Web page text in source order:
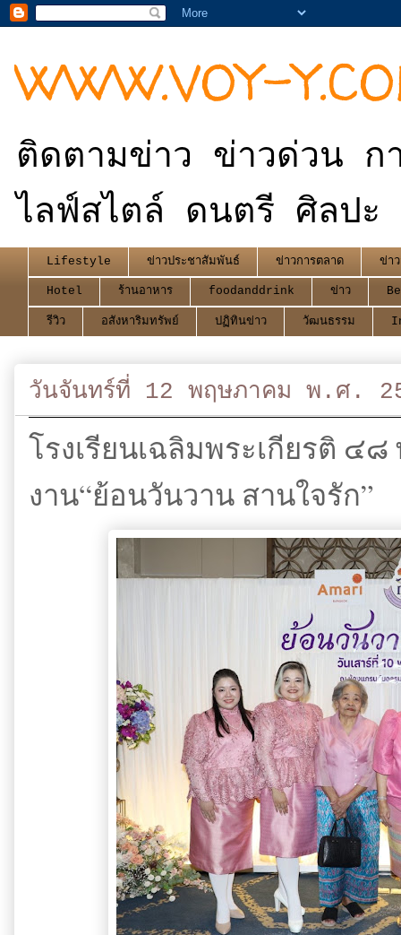
WWW.VOY-
ติดตามข่าว ข่าวด่วน ก
ไลฟ์สไตล์ ดนตรี ศิลปะ
Lifestyle ข่าวประชาสัมพันธ์ ข่าวการตลาด ข่า
Hotel ร้านอาหาร foodanddrink ข่าว
รีวิว อสังหาริมทรัพย์ ปฏิทินข่าว วัฒนธรรม
วันจันทร์ที่ 12 พฤษภาคม พ.ศ.
โรงเรียนเฉลิมพระเกียรติ ๔
งาน“ย้อนวันวาน สานใจรัก”